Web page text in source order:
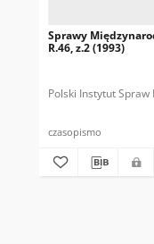
Sprawy
R.46, z.2 (1993)
Polski Instytut
czasopismo